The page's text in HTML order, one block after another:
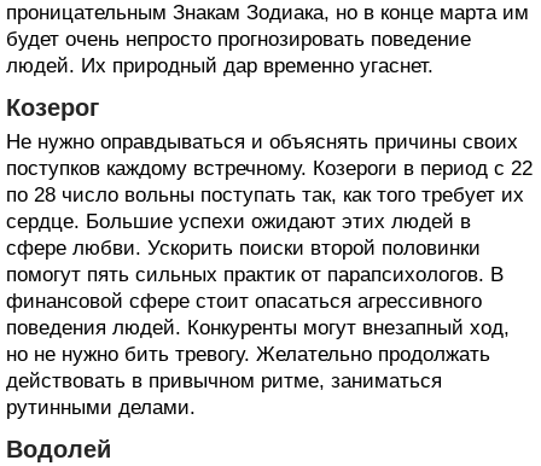
проницательным Знакам Зодиака, но в конце марта им
будет очень непросто прогнозировать поведение
людей. Их природный дар временно угаснет.
Козерог
Не нужно оправдываться и объяснять причины своих
поступков каждому встречному. Козероги в период с 22
по 28 число вольны поступать так, как того требует их
сердце. Большие успехи ожидают этих людей в
сфере любви. Ускорить поиски второй половинки
помогут пять сильных практик от парапсихологов. В
финансовой сфере стоит опасаться агрессивного
поведения людей. Конкуренты могут внезапный ход,
но не нужно бить тревогу. Желательно продолжать
действовать в привычном ритме, заниматься
рутинными делами.
Водолей